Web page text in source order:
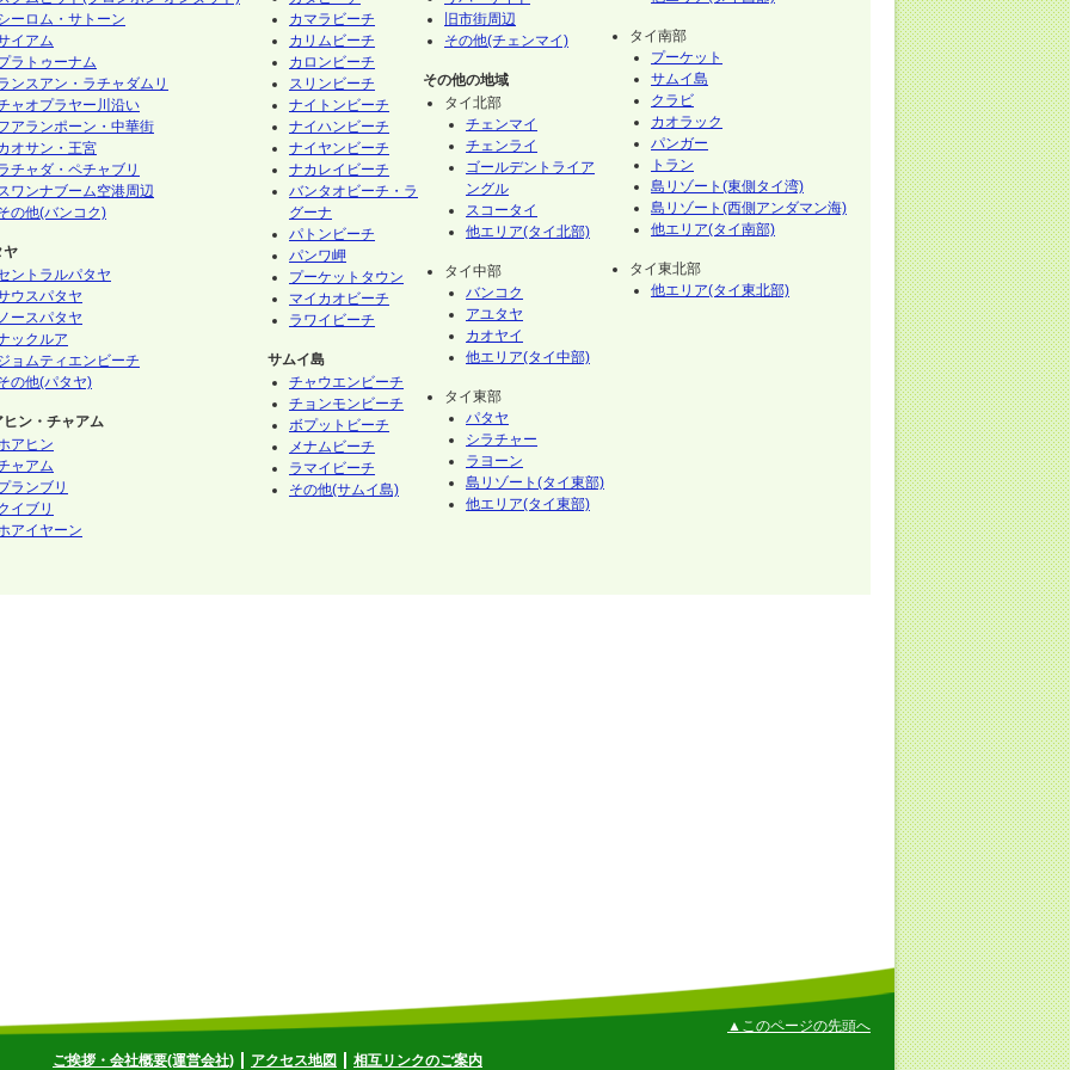
ーロム・サトーン
イアム
ラトゥーナム
ンスアン・ラチャダムリ
ャオプラヤー川沿い
アランポーン・中華街
オサン・王宮
チャダ・ペチャブリ
ワンナブーム空港周辺
の他(バンコク)
ヤ
ントラルパタヤ
ウスパタヤ
ースパタヤ
ックルア
ョムティエンビーチ
の他(パタヤ)
ヒン・チャアム
アヒン
ャアム
ランブリ
イブリ
アイヤーン
カマラビーチ
カリムビーチ
カロンビーチ
スリンビーチ
ナイトンビーチ
ナイハンビーチ
ナイヤンビーチ
ナカレイビーチ
バンタオビーチ・ラ
グーナ
パトンビーチ
パンワ岬
プーケットタウン
マイカオビーチ
ラワイビーチ
サムイ島
チャウエンビーチ
チョンモンビーチ
ボプットビーチ
メナムビーチ
ラマイビーチ
その他(サムイ島)
旧市街周辺
その他(チェンマイ)
その他の地域
タイ北部
チェンマイ
チェンライ
ゴールデントライア
ングル
スコータイ
他エリア(タイ北部)
タイ中部
バンコク
アユタヤ
カオヤイ
他エリア(タイ中部)
タイ東部
パタヤ
シラチャー
ラヨーン
島リゾート(タイ東部)
他エリア(タイ東部)
タイ南部
プーケット
サムイ島
クラビ
カオラック
パンガー
トラン
島リゾート(東側タイ湾)
島リゾート(西側アンダマン海)
他エリア(タイ南部)
タイ東北部
他エリア(タイ東北部)
▲このページの先頭へ
ご挨拶・会社概要(運営会社) アクセス地図 相互リンクのご案内